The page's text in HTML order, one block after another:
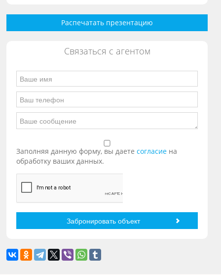
Распечатать презентацию
Связаться с агентом
Заполняя данную форму, вы даетесогласие на
обработку ваших данных.